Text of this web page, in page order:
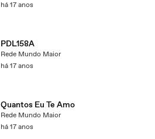
há 17 anos
PDL158A
Rede Mundo Maior
há 17 anos
Quantos Eu Te Amo
Rede Mundo Maior
há 17 anos